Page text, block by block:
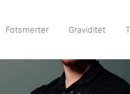
Fotsmerter Graviditet
Søvn